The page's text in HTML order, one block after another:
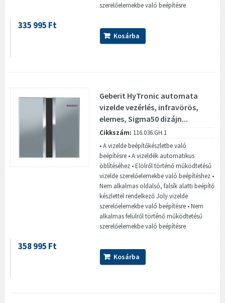
szerelőelemekbe való beépítésre
335 995 Ft
Kosárba
Geberit HyTronic automata
vizelde vezérlés, infravörös,
elemes, Sigma50 dizájn...
Cikkszám: 116.036.GH.1
• A vizelde beépítőkészletbe való
beépítésre • A vizeldék automatikus
öblítéséhez • Elölről történő működtetésű
vizelde szerelőelemekbe való beépítéshez •
Nem alkalmas oldalsó, falsík alatti beépítő
készlettel rendelkező Joly vizelde
szerelőelemekbe való beépítésre • Nem
alkalmas felülről történő működtetésű
szerelőelemekbe való beépítésre
358 995 Ft
Kosárba